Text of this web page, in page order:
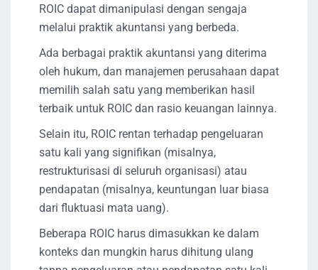
ROIC dapat dimanipulasi dengan sengaja
melalui praktik akuntansi yang berbeda.
Ada berbagai praktik akuntansi yang diterima
oleh hukum, dan manajemen perusahaan dapat
memilih salah satu yang memberikan hasil
terbaik untuk ROIC dan rasio keuangan lainnya.
Selain itu, ROIC rentan terhadap pengeluaran
satu kali yang signifikan (misalnya,
restrukturisasi di seluruh organisasi) atau
pendapatan (misalnya, keuntungan luar biasa
dari fluktuasi mata uang).
Beberapa ROIC harus dimasukkan ke dalam
konteks dan mungkin harus dihitung ulang